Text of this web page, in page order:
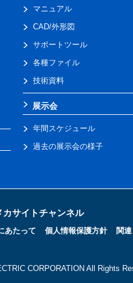
マニュアル
CAD/外形図
サポートツール
各種ファイル
技術資料
展示会
年間スケジュール
過去の展示会の様子
サイトチャンネル
あたって 個人情報保護方針 関
CORPORATION All Rights